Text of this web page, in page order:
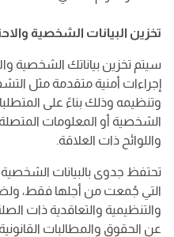
تخزين البيانات الشخصية
سيتم تخزين بياناتك الشخصية
إجراءات أمنية متقدمة مثل
وتنظيمه وذلك بناءً على
الشخصية أو المعلومات
واللوائح ذات العلاقة.
تحتفظ جدوى بالبيانات الشخصية
التي جُمعت من أجلها فقط،
والتنظيمية والتعاقدية ذات
عن الحقوق والمطالبات